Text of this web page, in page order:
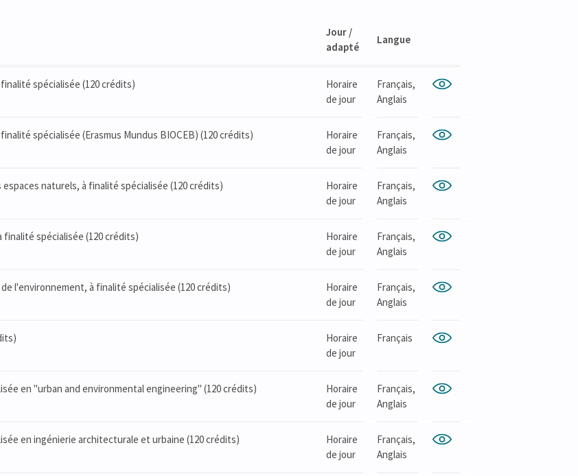
Jour /
adapté
Langue
spécialisée (120 crédits)
Horaire
de jour
Français,
Anglais
spécialisée (Erasmus Mundus BIOCEB) (120 crédits)
Horaire
de jour
Français,
Anglais
naturels, à finalité spécialisée (120 crédits)
Horaire
de jour
Français,
Anglais
spécialisée (120 crédits)
Horaire
de jour
Français,
Anglais
l'environnement, à finalité spécialisée (120 crédits)
Horaire
de jour
Français,
Anglais
Horaire
de jour
Français
en "urban and environmental engineering" (120 crédits)
Horaire
de jour
Français,
Anglais
en ingénierie architecturale et urbaine (120 crédits)
Horaire
de jour
Français,
Anglais